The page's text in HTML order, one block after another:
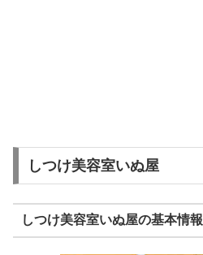
しつけ美容室いぬ屋
しつけ美容室いぬ屋の基本情報